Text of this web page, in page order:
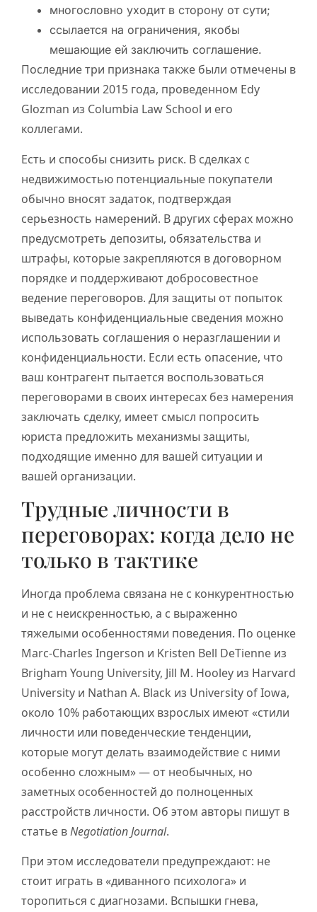
многословно уходит в сторону от сути;
ссылается на ограничения, якобы
мешающие ей заключить соглашение.
Последние три признака также были отмечены в
исследовании 2015 года, проведенном Edy
Glozman из Columbia Law School и его
коллегами.
Есть и способы снизить риск. В сделках с
недвижимостью потенциальные покупатели
обычно вносят задаток, подтверждая
серьезность намерений. В других сферах можно
предусмотреть депозиты, обязательства и
штрафы, которые закрепляются в договорном
порядке и поддерживают добросовестное
ведение переговоров. Для защиты от попыток
выведать конфиденциальные сведения можно
использовать соглашения о неразглашении и
конфиденциальности. Если есть опасение, что
ваш контрагент пытается воспользоваться
переговорами в своих интересах без намерения
заключать сделку, имеет смысл попросить
юриста предложить механизмы защиты,
подходящие именно для вашей ситуации и
вашей организации.
Трудные личности в
переговорах: когда дело не
только в тактике
Иногда проблема связана не с конкурентностью
и не с неискренностью, а с выраженно
тяжелыми особенностями поведения. По оценке
Marc-Charles Ingerson и Kristen Bell DeTienne из
Brigham Young University, Jill M. Hooley из Harvard
University и Nathan A. Black из University of Iowa,
около 10% работающих взрослых имеют «стили
личности или поведенческие тенденции,
которые могут делать взаимодействие с ними
особенно сложным» — от необычных, но
заметных особенностей до полноценных
расстройств личности. Об этом авторы пишут в
статье вNegotiation Journal.
При этом исследователи предупреждают: не
стоит играть в «диванного психолога» и
торопиться с диагнозами. Вспышки гнева,